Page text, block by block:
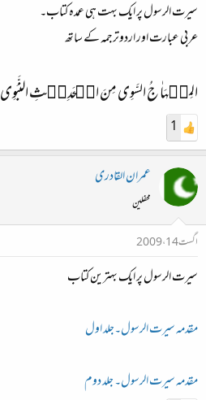
سیرت الرسول پر ایک بہت ہی عمدہ کتاب۔
عربی عبارت اور اردوترجمہ کے ساتھ
المِنۡہَاٰ جُ السَّوِی مِنَ الۡحَدِیۡثِ النَّبَوِی
1
عمران القادری
محفلین
اگست 14، 2009
سیرت الرسول پر ایک بہترین کتاب
مقدمہ سیرت الرسول۔جلد اول
مقدمہ سیرت الرسول۔ جلد دوم